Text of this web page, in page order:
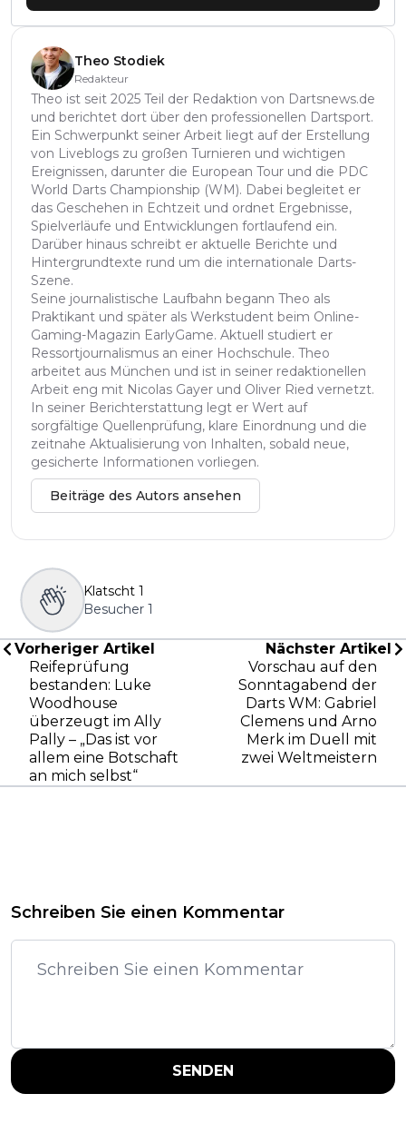
Theo Stodiek
Redakteur
Theo ist seit 2025 Teil der Redaktion von Dartsnews.de
und berichtet dort über den professionellen Dartsport.
Ein Schwerpunkt seiner Arbeit liegt auf der Erstellung
von Liveblogs zu großen Turnieren und wichtigen
Ereignissen, darunter die European Tour und die PDC
World Darts Championship (WM). Dabei begleitet er
das Geschehen in Echtzeit und ordnet Ergebnisse,
Spielverläufe und Entwicklungen fortlaufend ein.
Darüber hinaus schreibt er aktuelle Berichte und
Hintergrundtexte rund um die internationale Darts-
Szene.
Seine journalistische Laufbahn begann Theo als
Praktikant und später als Werkstudent beim Online-
Gaming-Magazin EarlyGame. Aktuell studiert er
Ressortjournalismus an einer Hochschule. Theo
arbeitet aus München und ist in seiner redaktionellen
Arbeit eng mit Nicolas Gayer und Oliver Ried vernetzt.
In seiner Berichterstattung legt er Wert auf
sorgfältige Quellenprüfung, klare Einordnung und die
zeitnahe Aktualisierung von Inhalten, sobald neue,
gesicherte Informationen vorliegen.
Beiträge des Autors ansehen
Klatscht 1
Besucher 1
Vorheriger Artikel
Reifeprüfung
bestanden: Luke
Woodhouse
überzeugt im Ally
Pally – „Das ist vor
allem eine Botschaft
an mich selbst“
Nächster Artikel
Vorschau auf den
Sonntagabend der
Darts WM: Gabriel
Clemens und Arno
Merk im Duell mit
zwei Weltmeistern
Schreiben Sie einen Kommentar
SENDEN